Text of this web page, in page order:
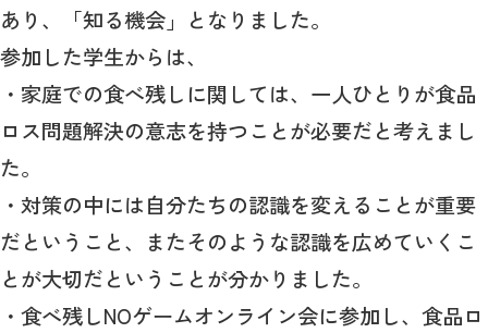
あり、「知る機会」となりました。
参加した学生からは、
・家庭での食べ残しに関しては、一人ひとりが食品
ロス問題解決の意志を持つことが必要だと考えまし
た。
・対策の中には自分たちの認識を変えることが重要
だということ、またそのような認識を広めていくこ
とが大切だということが分かりました。
・食べ残しNOゲームオンライン会に参加し、食品ロ